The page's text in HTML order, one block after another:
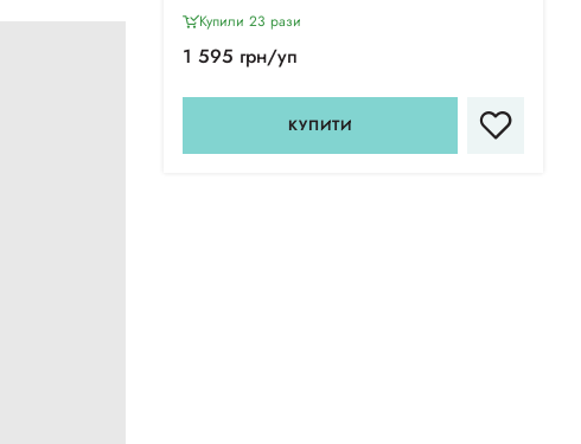
Купили 23 рази
1 595 грн/уп
КУПИТИ